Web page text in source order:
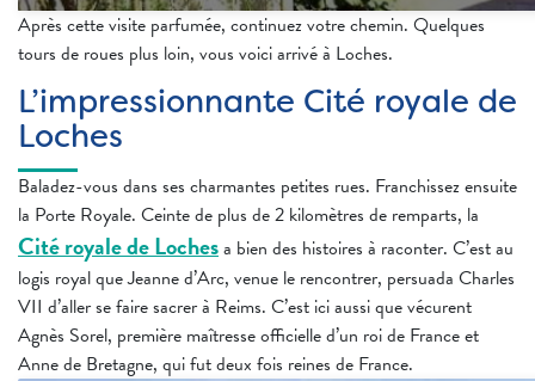
Après cette visite parfumée, continuez votre chemin. Quelques
tours de roues plus loin, vous voici arrivé à Loches.
L’impressionnante Cité royale de
Loches
Baladez-vous dans ses charmantes petites rues. Franchissez ensuite
la Porte Royale. Ceinte de plus de 2 kilomètres de remparts, la
Cité royale de Lochesa bien des histoires à raconter. C’est au
logis royal que Jeanne d’Arc, venue le rencontrer, persuada Charles
VII d’aller se faire sacrer à Reims. C’est ici aussi que vécurent
Agnès Sorel, première maîtresse officielle d’un roi de France et
Anne de Bretagne, qui fut deux fois reines de France.